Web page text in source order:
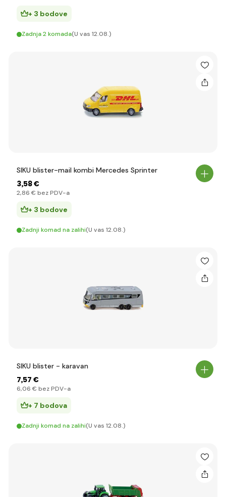
+ 3 bodove
Zadnja 2 komada(U vas 12.08.)
SIKU blister-mail kombi Mercedes Sprinter
3,58 €
2,86 € bez PDV-a
+ 3 bodove
Zadnji komad na zalihi(U vas 12.08.)
SIKU blister - karavan
7,57 €
6,06 € bez PDV-a
+ 7 bodova
Zadnji komad na zalihi(U vas 12.08.)